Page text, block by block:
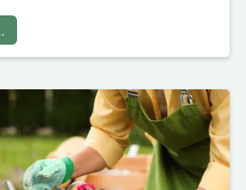
of hij nu groene vingers heeft